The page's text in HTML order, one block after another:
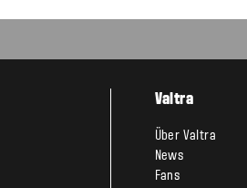
Valtra
Über Valtra
News
Fans